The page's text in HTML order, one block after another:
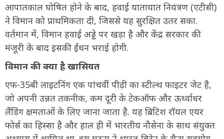
आपातकाल घोषित होने के बाद, हवाई यातायात नियंत्रण (एटीसी)
ने विमान को प्राथमिकता दी, जिससे यह सुरक्षित उतर सका.
वर्तमान में, विमान हवाई अड्डे पर खड़ा है और केंद्र सरकार की
मंजूरी के बाद इसकी ईंधन भराई होगी.
विमान की क्या है खासियत
एफ-35बी लाइटनिंग एक पांचवीं पीढ़ी का स्टील्थ फाइटर जेट है,
जो अपनी उन्नत तकनीक, कम दूरी के टेकऑफ और ऊर्ध्वाधर
लैंडिंग क्षमताओं के लिए जाना जाता है. यह ब्रिटिश रॉयल एयर
फोर्स का हिस्सा है और हाल ही में भारतीय नौसेना के साथ संयुक्त